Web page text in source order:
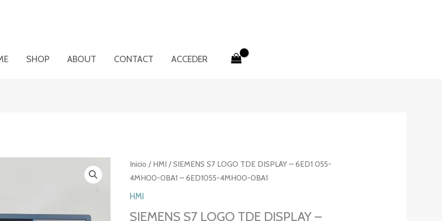
SHOP ABOUT CONTACT ACCEDER
Inicio / HMI / SIEMENS S7 LOGO TDE DISPLAY – 6ED1 055-
4MH00-0BA1 – 6ED1055-4MH00-0BA1
HMI
SIEMENS S7 LOGO TDE DISPLAY –